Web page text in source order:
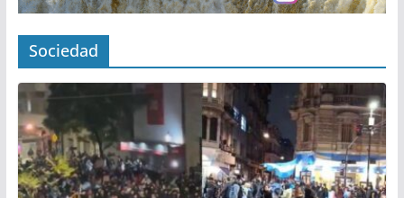
Sociedad